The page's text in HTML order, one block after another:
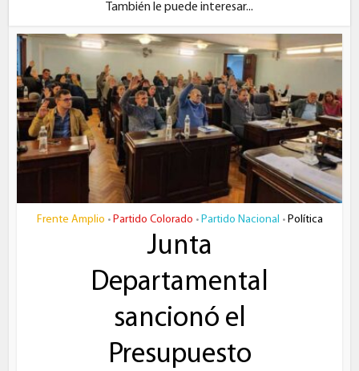
También le puede interesar...
Frente Amplio • Partido Colorado • Partido Nacional • Política
Junta
Departamental
sancionó el
Presupuesto